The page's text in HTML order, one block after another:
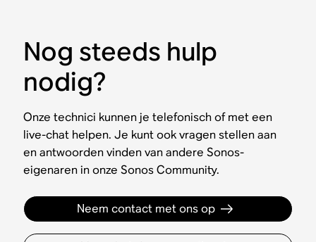
Nog steeds hulp
nodig?
Onze technici kunnen je telefonisch of met een
live-chat helpen. Je kunt ook vragen stellen aan
en antwoorden vinden van andere Sonos-
eigenaren in onze Sonos Community.
Neem contact met ons op